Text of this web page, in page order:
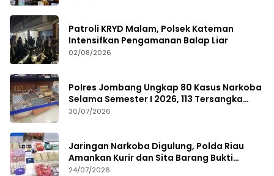
Patroli KRYD Malam, Polsek Kateman
Intensifkan Pengamanan Balap Liar
02/08/2026
Polres Jombang Ungkap 80 Kasus Narkoba
Selama Semester I 2026, 113 Tersangka
Diamankan
30/07/2026
Jaringan Narkoba Digulung, Polda Riau
Amankan Kurir dan Sita Barang Bukti
Bernilai Fantastis
24/07/2026